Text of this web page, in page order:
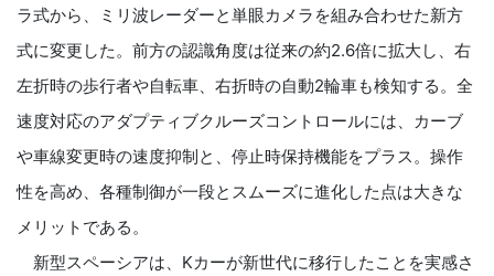
ラ式から、ミリ波レーダーと単眼カメラを組み合わせた新方
式に変更した。前方の認識角度は従来の約2.6倍に拡大し、右
左折時の歩行者や自転車、右折時の自動2輪車も検知する。全
速度対応のアダプティブクルーズコントロールには、カーブ
や車線変更時の速度抑制と、停止時保持機能をプラス。操作
性を高め、各種制御が一段とスムーズに進化した点は大きな
メリットである。
新型スペーシアは、Kカーが新世代に移行したことを実感さ